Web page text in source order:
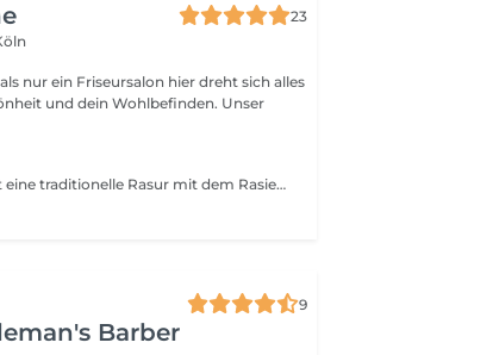
23
hier dreht sich alles
und dein Wohlbefinden. Unser
Die klassische Bartrasur ist eine traditionelle Rasur mit dem Rasiermesser oder Rasierhobel, die für eine besonders glatte und präzise Rasur sorgt. Dabei wird die Haut zuerst mit warmen Handtüchern vorbereitet, um die Poren zu öffnen und den Bart weich zu machen. Anschließend wird der Bart sorgfältig und hautschonend rasiert, um ein perfektes und gepflegtes Ergebnis zu erzielen. Abschließend pflegen wohltuende Aftershave-Produkte die Haut und verleihen Frische. Buche jetzt eine klassische Bartrasur und genieße ein echtes Pflegeerlebnis!
Barber
9